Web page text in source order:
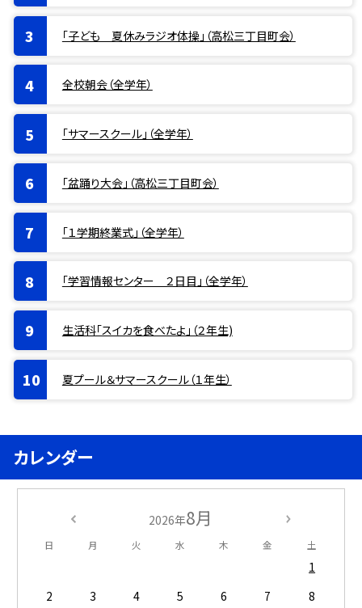
「子ども 夏休みラジオ体操」（高松三丁目町会）
全校朝会（全学年）
「サマースクール」（全学年）
「盆踊り大会」（高松三丁目町会）
「１学期終業式」（全学年）
「学習情報センター ２日目」（全学年）
生活科「スイカを食べたよ」（２年生)
夏プール＆サマースクール（１年生）
カレンダー
2026年8月
日 月 火 水 木 金 土
1
2
3 4 5 6 7
8